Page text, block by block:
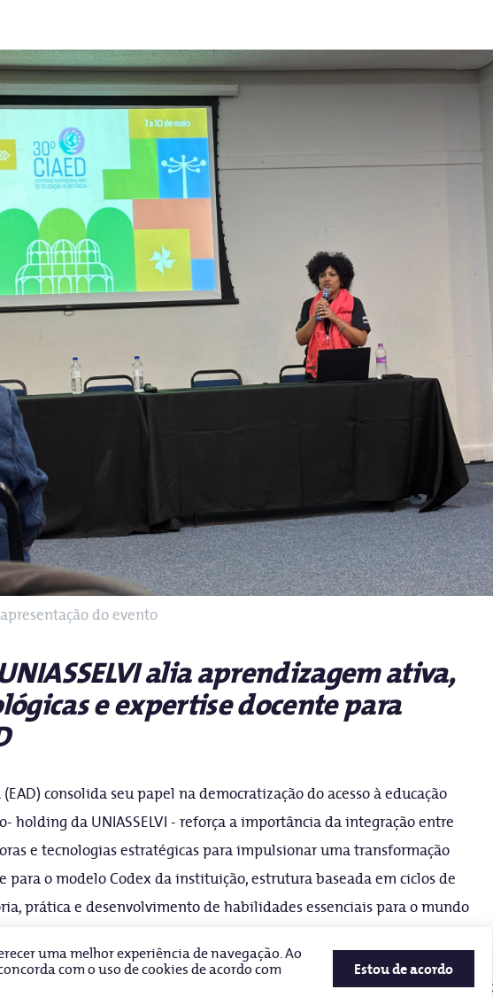
do evento
alia aprendizagem ativa,
e expertise docente para
consolida seu papel na democratização do acesso à educação
holding da UNIASSELVI - reforça a importância da integração entre
e tecnologias estratégicas para impulsionar uma transformação
o modelo Codex da instituição, estrutura baseada em ciclos de
prática e desenvolvimento de habilidades essenciais para o mundo
do estudante, o pensamento crítico e a preparação para desafios reais,
uma melhor experiência de navegação. Ao
com o uso de cookies de acordo com Estou de acordo